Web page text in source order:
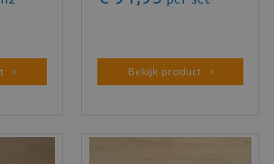
Bekijk product